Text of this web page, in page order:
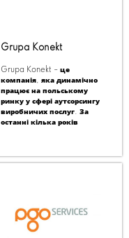
Grupa Konekt
Grupa Konekt – це
компанія, яка динамічно
працює на польському
ринку у сфері аутсорсингу
виробничих послуг. За
останні кілька років